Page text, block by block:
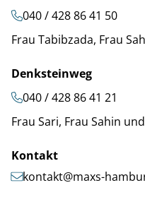
040 / 428 86 41 50
Frau Tabibzada, Frau
Denksteinweg
040 / 428 86 41 21
Frau Sari, Frau Sahin
Kontakt
kontakt@maxs-